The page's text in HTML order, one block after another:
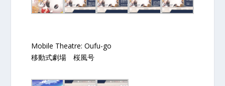
Mobile Theatre: Oufu-go
移動式劇場 桜風号